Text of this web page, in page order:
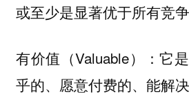
或至少是显著优于所有竞争
有价值（Valuable）：它
乎的、愿意付费的、能解